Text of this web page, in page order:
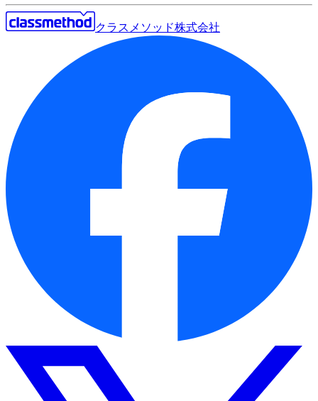
クラスメソッド株式会社